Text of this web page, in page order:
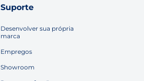
Suporte
Desenvolver sua própria
marca
Empregos
Showroom